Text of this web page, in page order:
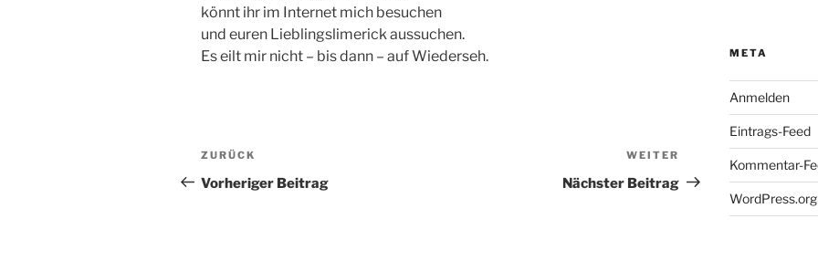
könnt ihr im Internet mich besuchen
und euren Lieblingslimerick aussuchen.
Es eilt mir nicht – bis dann – auf Wiederseh.
Beitragsnavigation
Vorheriger
Beitrag
ZURÜCK
Vorheriger Beitrag
Nächster
Beitrag
WEITER
Nächster Beitrag
META
Anmelden
Eintrags-Feed
Kommentar-
WordPress.org